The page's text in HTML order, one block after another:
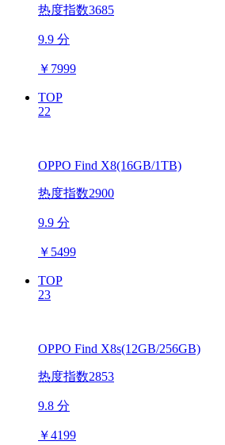
热度指数3685
9.9 分
￥ 7999
TOP
22
OPPO Find X8(16GB/1TB)
热度指数2900
9.9 分
￥ 5499
TOP
23
OPPO Find X8s(12GB/256GB)
热度指数2853
9.8 分
￥4199